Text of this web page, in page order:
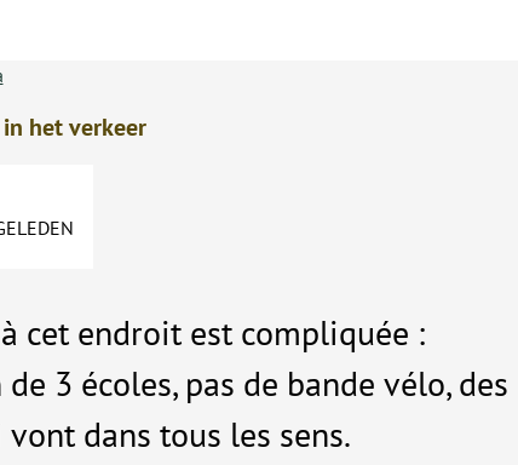
het verkeer
cet endroit est compliquée :
3 écoles, pas de bande vélo, des
dans tous les sens.